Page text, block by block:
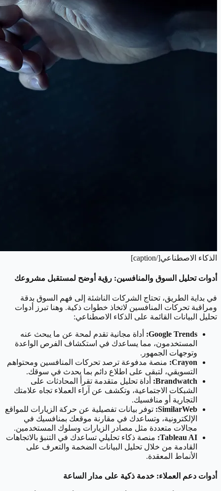
الذكاء الاصطناعي[/caption]
أدوات تحليل السوق والمنافسين: رؤية أوضح لمستقبل مشروعك
في بداية الطريق، تحتاج الشركات الناشئة إلى فهم السوق بدقة
ومراقبة تحركات المنافسين لاتخاذ خطوات ذكية. وهنا تبرز أدوات
تحليل البيانات القائمة على الذكاء الاصطناعي:
Google Trends:
أداة مجانية تقدم لمحة عن ما يبحث عنه
المستخدمون، مما يساعدك في استكشاف الفرص الواعدة
وتوجهات الجمهور.
Crayon: منصة مدفوعة ترصد تحركات المنافسين ومحتواهم
التسويقي، لتبقى على اطلاع دائم بما يحدث في سوقك.
Brandwatch:
أداة تحليل متقدمة تقرأ المحادثات على
الشبكات الاجتماعية، وتكشف عن آراء العملاء تجاه علامتك
التجارية أو منافسيك.
SimilarWeb: توفر بيانات تفصيلية عن حركة الزيارات للمواقع
الإلكترونية، وتساعدك في مقارنة موقعك بمنافسيك في
مجالات متعددة مثل مصادر الزيارات وسلوك المستخدمين.
Tableau AI: منصة ذكاء تحليلي تساعدك في التنبؤ بالاتجاهات
القادمة من خلال تحليل البيانات الضخمة والتعرف على
الأنماط المعقدة.
أدوات دعم العملاء: خدمة ذكية على مدار الساعة